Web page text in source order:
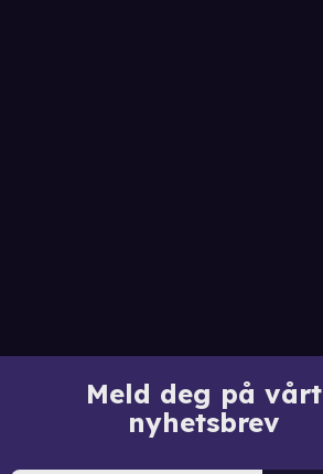
Meld deg på vårt
nyhetsbrev